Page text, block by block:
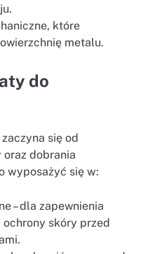
które
metalu.
do
się od
dobrania
wyposażyć się w:
– dla zapewnienia
ochrony skóry przed